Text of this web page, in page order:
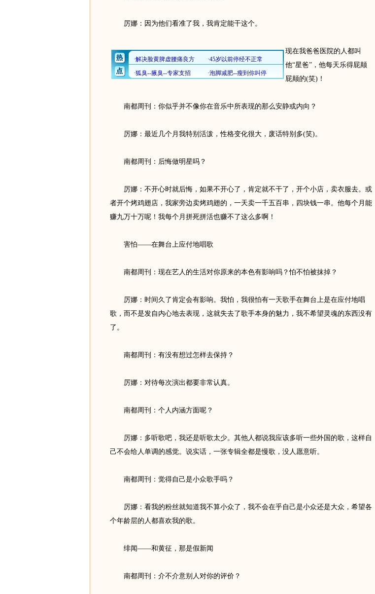
厉娜：因为他们看准了我，我肯定能干这个。
现在我爸爸医院的人都叫
他“星爸”，他每天乐得屁颠
屁颠的(笑)！
南都周刊：你似乎并不像你在音乐中所表现的那么安静或内向？
厉娜：最近几个月我特别活泼，性格变化很大，废话特别多(笑)。
南都周刊：后悔做明星吗？
厉娜：不开心时就后悔，如果不开心了，肯定就不干了，开个小店，卖衣服去。或
者开个烤鸡翅店，我家旁边卖烤鸡翅的，一天卖一千五百串，四块钱一串。他每个月能
赚九万十万呢！我每个月拼死拼活也赚不了这么多啊！
害怕——在舞台上应付地唱歌
南都周刊：现在艺人的生活对你原来的本色有影响吗？怕不怕被抹掉？
厉娜：时间久了肯定会有影响。我怕，我很怕有一天歌手在舞台上是在应付地唱
歌，而不是发自内心地去表现，这就失去了歌手本身的魅力，我不希望灵魂的东西没有
了。
南都周刊：有没有想过怎样去保持？
厉娜：对待每次演出都要非常认真。
南都周刊：个人内涵方面呢？
厉娜：多听歌吧，我还是听歌太少。其他人都说我应该多听一些外国的歌，这样自
己不会给人单调的感觉。说实话，一张专辑全都是慢歌，没人愿意听。
南都周刊：觉得自己是小众歌手吗？
厉娜：看我的粉丝就知道我不算小众了，我不会在乎自己是小众还是大众，希望各
个年龄层的人都喜欢我的歌。
绯闻——和黄征，那是假新闻
南都周刊：介不介意别人对你的评价？